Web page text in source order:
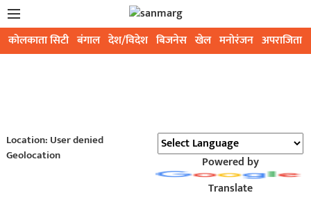
कोलकाता सिटी बंगाल देश/विदेश बिजनेस खेल मनोरंजन अपराजिता
Location: User denied
Geolocation
Powered by
Translate